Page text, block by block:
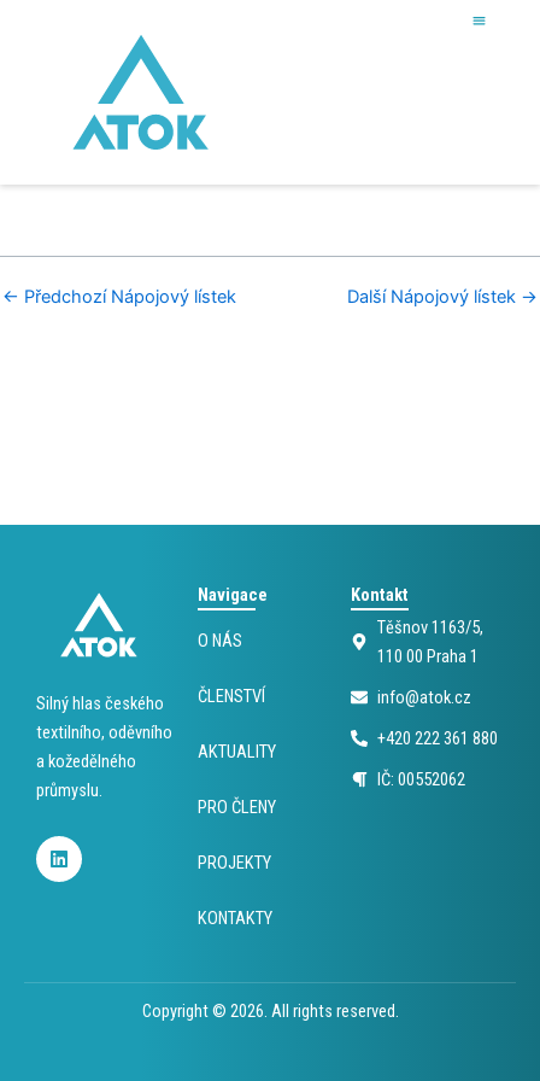
← Předchozí Nápojový lístek Další Nápojový lístek →
Silný hlas českého
textilního, oděvního
a kožedělného
průmyslu.
L
i
n
n
Navigace
O NÁS
ČLENSTVÍ
AKTUALITY
PRO ČLENY
PROJEKTY
KONTAKTY
Kontakt
Těšnov 1163/5,
110 00 Praha 1
info@atok.cz
+420 222 361 880
IČ: 00552062
Copyright © 2026. All rights reserved.